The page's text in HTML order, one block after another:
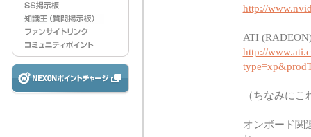
http://
ATI
http://
（ちなみに
オンボード関